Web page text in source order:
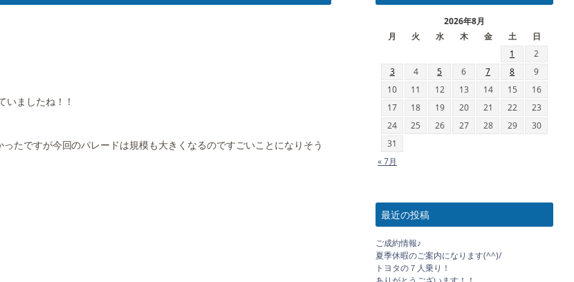
ましたね！！
ですが今回のパレードは規模も大きくなるのですごいことになりそう
2026年8月
月
火 水 木 金 土
日
1
2
3
4 5 6 7 8
9
10
11 12 13 14 15
16
17
18 19 20 21 22
23
24
25 26 27 28 29
30
31
« 7月
最近の投稿
ご成約情報♪
夏季休暇のご案内になります(^^)/
トヨタの７人乗り！